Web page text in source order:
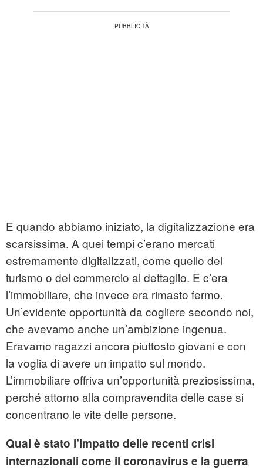
E quando abbiamo iniziato, la digitalizzazione era
scarsissima. A quei tempi c’erano mercati
estremamente digitalizzati, come quello del
turismo o del commercio al dettaglio. E c’era
l’immobiliare, che invece era rimasto fermo.
Un’evidente opportunità da cogliere secondo noi,
che avevamo anche un’ambizione ingenua.
Eravamo ragazzi ancora piuttosto giovani e con
la voglia di avere un impatto sul mondo.
L’immobiliare offriva un’opportunità preziosissima,
perché attorno alla compravendita delle case si
concentrano le vite delle persone.
Qual è stato l’impatto delle recenti crisi
internazionali come il coronavirus e la guerra